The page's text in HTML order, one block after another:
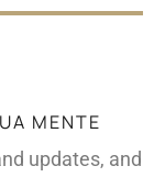
MENTE
updates, and